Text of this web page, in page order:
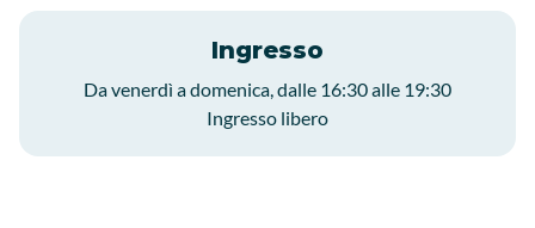
Ingresso
Da venerdì a domenica, dalle 16:30 alle 19:30
Ingresso libero